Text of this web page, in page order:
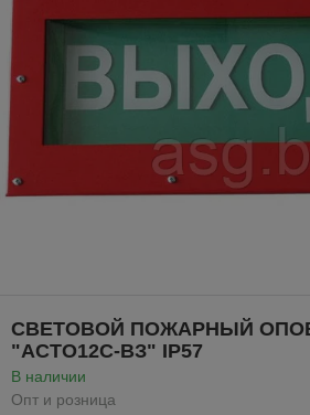
СВЕТОВОЙ ПОЖАРНЫЙ
"АСТО12С-ВЗ" IP57
В наличии
Опт и розница